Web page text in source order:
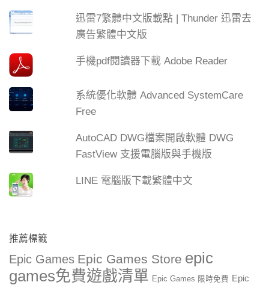
迅雷7繁體中文版載點 | Thunder 迅雷去
廣告繁體中文版
手機pdf閱讀器下載 Adobe Reader
系統優化軟體 Advanced SystemCare
Free
AutoCAD DWG檔案開啟軟體 DWG
FastView 支援電腦版與手機版
LINE 電腦版下載繁體中文
推薦標籤
Epic Games Epic Games Store epic
games免費遊戲清單 Epic Games 限時免費 Epic